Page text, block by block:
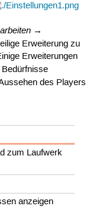
→
Erweiterung zu
Erweiterungen
des Players
zum Laufwerk
anzeigen